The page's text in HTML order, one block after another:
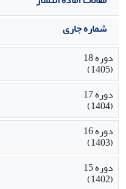
شماره جاری
دوره 18
(1405)
دوره 17
(1404)
دوره 16
(1403)
دوره 15
(1402)